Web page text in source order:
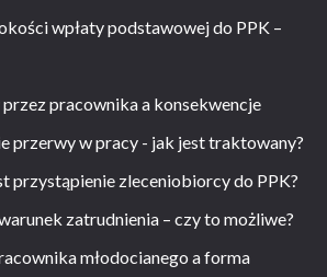
wpłaty podstawowej do PPK –
pracownika a konsekwencje
przerwy w pracy - jak jest traktowany?
przystąpienie zleceniobiorcy do PPK?
zatrudnienia – czy to możliwe?
młodocianego a forma